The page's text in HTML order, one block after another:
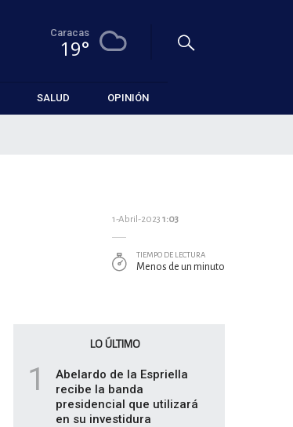
Caracas
19°
SALUD OPINIÓN
1-Abril-2023 1:03
TIEMPO DE LECTURA
Menos de un minuto
LO ÚLTIMO
1
Abelardo de la Espriella
recibe la banda
presidencial que utilizará
en su investidura